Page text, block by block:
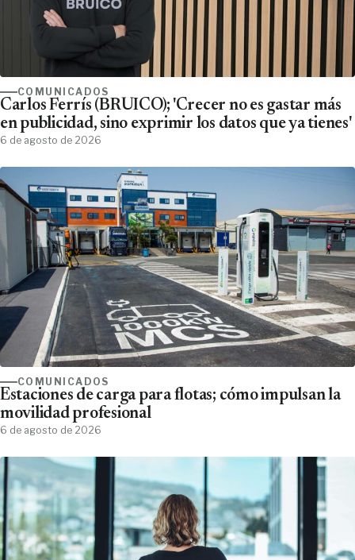
COMUNICADOS
Carlos Ferrís (BRUICO); 'Crecer no es gastar más
en publicidad, sino exprimir los datos que ya tienes'
6 de agosto de 2026
COMUNICADOS
Estaciones de carga para flotas; cómo impulsan la
movilidad profesional
6 de agosto de 2026